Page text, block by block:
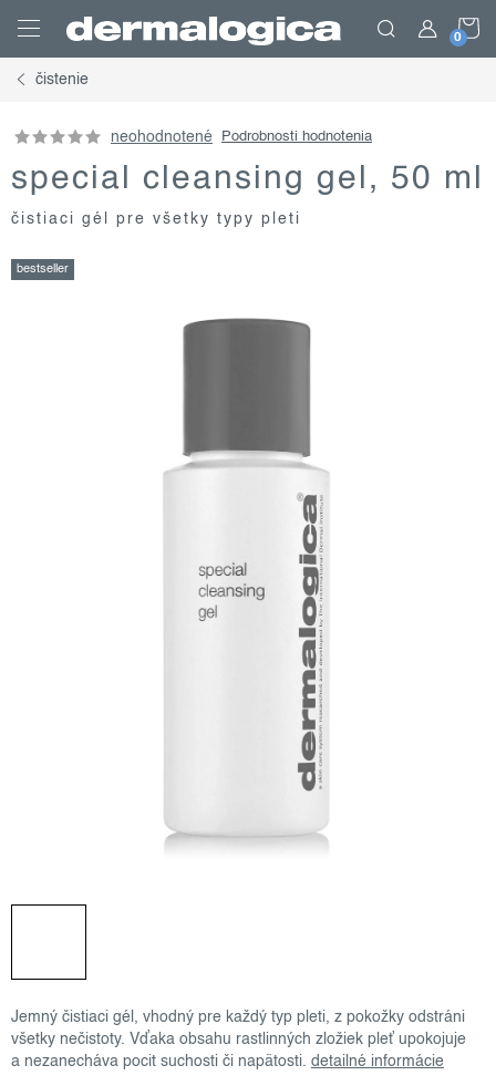
obsah
čistenie
neohodnotené Podrobnosti hodnotenia
special cleansing gel, 50 ml
čistiaci gél pre všetky typy pleti
bestseller
Jemný čistiaci gél, vhodný pre každý typ pleti, z pokožky odstráni
všetky nečistoty. Vďaka obsahu rastlinných zložiek pleť upokojuje
a nezanecháva pocit suchosti či napätosti. detailné informácie